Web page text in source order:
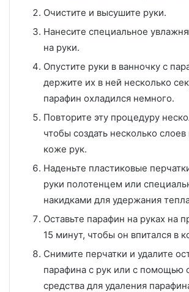
Очистите и высушите руки.
Нанесите специальное
на руки.
Опустите руки в ванночку с
держите их в ней несколько
парафин охладился немного.
Повторите эту процедуру
чтобы создать несколько
коже рук.
Наденьте пластиковые
руки полотенцем или
накидками для удержания
Оставьте парафин на руках на
15 минут, чтобы он впитался в
Снимите перчатки и удалите
парафина с рук или с помощью
средства для удаления